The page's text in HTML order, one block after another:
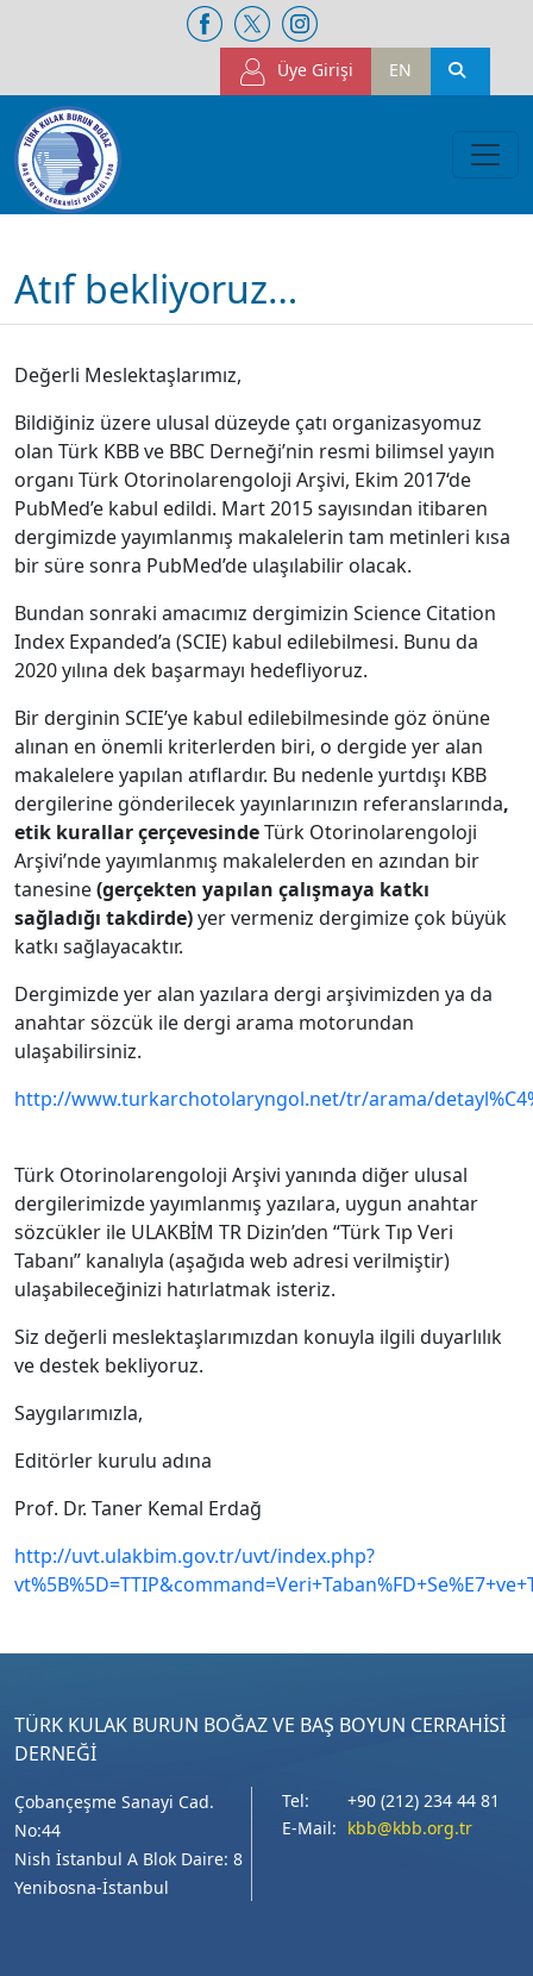
Üye Girişi EN
Atıf bekliyoruz…
Değerli Meslektaşlarımız,
Bildiğiniz üzere ulusal düzeyde çatı organizasyomuz
olan Türk KBB ve BBC Derneği’nin resmi bilimsel yayın
organı Türk Otorinolarengoloji Arşivi, Ekim 2017‘de
PubMed’e kabul edildi. Mart 2015 sayısından itibaren
dergimizde yayımlanmış makalelerin tam metinleri kısa
bir süre sonra PubMed’de ulaşılabilir olacak.
Bundan sonraki amacımız dergimizin Science Citation
Index Expanded’a (SCIE) kabul edilebilmesi. Bunu da
2020 yılına dek başarmayı hedefliyoruz.
Bir derginin SCIE’ye kabul edilebilmesinde göz önüne
alınan en önemli kriterlerden biri, o dergide yer alan
makalelere yapılan atıflardır. Bu nedenle yurtdışı KBB
dergilerine gönderilecek yayınlarınızın referanslarında,
etik kurallar çerçevesindeTürk Otorinolarengoloji
Arşivi’nde yayımlanmış makalelerden en azından bir
tanesine(gerçekten yapılan çalışmaya katkı
sağladığı takdirde)yer vermeniz dergimize çok büyük
katkı sağlayacaktır.
Dergimizde yer alan yazılara dergi arşivimizden ya da
anahtar sözcük ile dergi arama motorundan
ulaşabilirsiniz.
http://www.turkarchotolaryngol.net/tr/arama/
Türk Otorinolarengoloji Arşivi yanında diğer ulusal
dergilerimizde yayımlanmış yazılara, uygun anahtar
sözcükler ile ULAKBİM TR Dizin’den “Türk Tıp Veri
Tabanı” kanalıyla (aşağıda web adresi verilmiştir)
ulaşabileceğinizi hatırlatmak isteriz.
Siz değerli meslektaşlarımızdan konuyla ilgili duyarlılık
ve destek bekliyoruz.
Saygılarımızla,
Editörler kurulu adına
Prof. Dr. Taner Kemal Erdağ
http://uvt.ulakbim.gov.tr/uvt/index.php?
TÜRK KULAK BURUN BOĞAZ VE BAŞ BOYUN CERRAHİSİ
DERNEĞİ
Çobançeşme Sanayi Cad.
No:44
Nish İstanbul A Blok Daire: 8
Yenibosna-İstanbul
Tel:
+90 (212) 234 44 81
E-Mail: kbb@kbb.org.tr